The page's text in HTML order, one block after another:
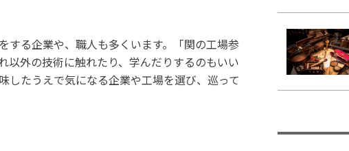
する企業や、職人も多くいます。「関の工場参
以外の技術に触れたり、学んだりするのもいい
したうえで気になる企業や工場を選び、巡って